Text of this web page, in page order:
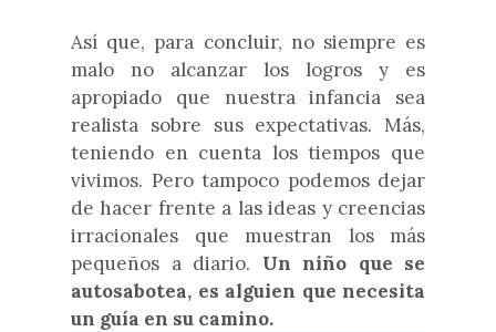
Así que, para concluir, no siempre es
malo no alcanzar los logros y es
apropiado que nuestra infancia sea
realista sobre sus expectativas. Más,
teniendo en cuenta los tiempos que
vivimos. Pero tampoco podemos dejar
de hacer frente a las ideas y creencias
irracionales que muestran los más
pequeños a diario. Un niño que se
autosabotea, es alguien que necesita
un guía en su camino.